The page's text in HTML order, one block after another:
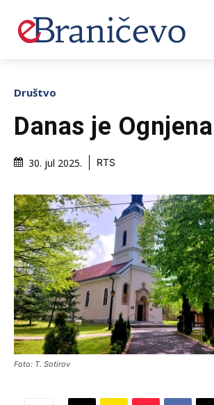
Društvo
Danas je
30. jul 2025. RTS
Foto: T. Sotirov